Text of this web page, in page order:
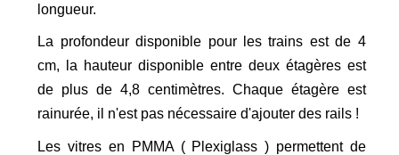
longueur.
La profondeur disponible pour les trains est de 4
cm, la hauteur disponible entre deux étagères est
de plus de 4,8 centimètres. Chaque étagère est
rainurée, il n'est pas nécessaire d'ajouter des rails !
Les vitres en PMMA ( Plexiglass ) permettent de